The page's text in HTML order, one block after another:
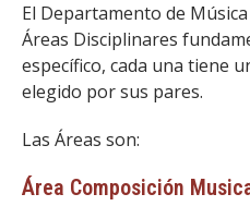
CREACIÓNE
El Departamento de
Áreas Disciplinares
específico, cada una tiene
elegido por sus pares.
Las Áreas son:
Área Composición